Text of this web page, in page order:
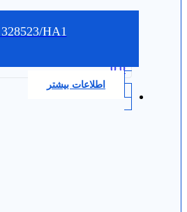
HA1
0.0
اطلاعات بیشتر